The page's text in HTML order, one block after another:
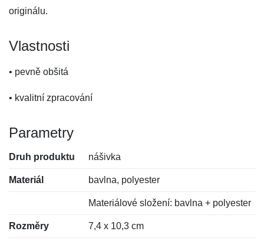
originálu.
Vlastnosti
• pevně obšitá
• kvalitní zpracování
Parametry
Druh produktu nášivka
Materiál bavlna, polyester
Materiálové složení: bavlna + polyester
Rozměry 7,4 x 10,3 cm